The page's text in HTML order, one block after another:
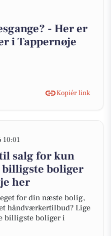
- Her er
i Tappernøje
Kopiér link
10:01
salg for kun
billigste boliger
her
for din næste bolig,
håndværkertilbud? Lige
billigste boliger i